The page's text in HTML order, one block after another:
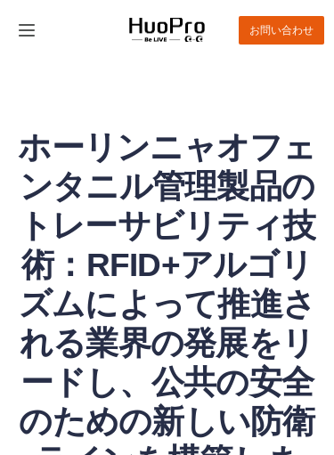
お問い合わせ
ホーリンニャオフェ
ンタニル管理製品の
トレーサビリティ技
術：RFID+アルゴリ
ズムによって推進さ
れる業界の発展をリ
ードし、公共の安全
のための新しい防衛
ソリューション
サービスとサポート
ニュース
私たちについて
お問い合わせ